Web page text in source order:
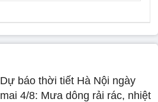
Dự báo thời tiết Hà Nội ngày
mai 4/8: Mưa dông rải rác, nhiệt